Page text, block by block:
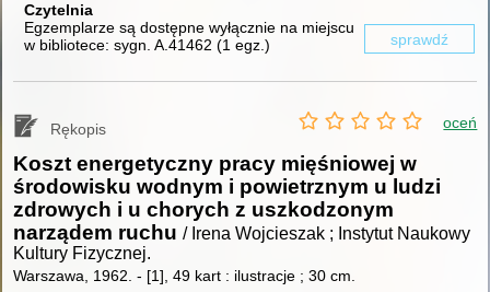
Czytelnia
Egzemplarze są dostępne wyłącznie na miejscu
w bibliotece: sygn. A.41462 (1 egz. ) sprawdź
Rękopis oceń
Koszt energetyczny pracy mięśniowej w
środowisku wodnym i powietrznym u ludzi
zdrowych i u chorych z uszkodzonym
narządem ruchu / Irena Wojcieszak ; Instytut Naukowy
Kultury Fizycznej.
Warszawa, 1962. - [1], 49 kart : ilustracje ; 30 cm.